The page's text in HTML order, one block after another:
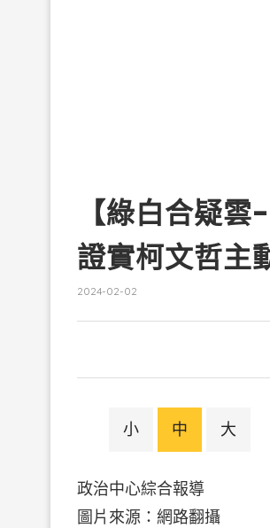
【綠白合疑
證實柯文哲主
2024-02-02
小 中 大
政治中心綜合報導
圖片來源：